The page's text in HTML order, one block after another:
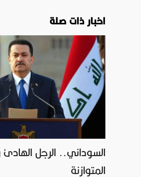
اخبار ذات صلة
السوداني.. الرجل الهادئ
المتوازنة